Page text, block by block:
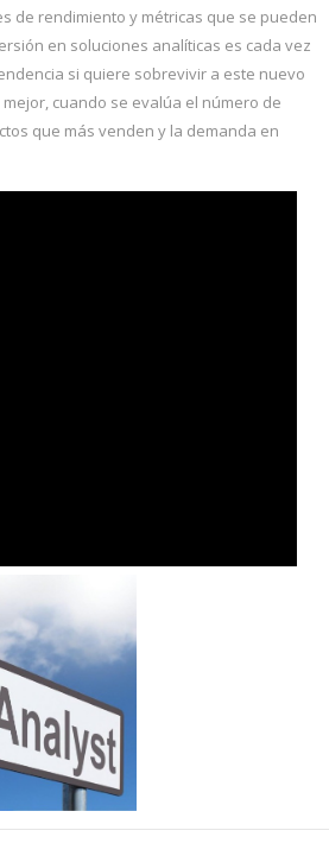
de rendimiento y métricas que se pueden
en soluciones analíticas es cada vez
si quiere sobrevivir a este nuevo
cuando se evalúa el número de
que más venden y la demanda en